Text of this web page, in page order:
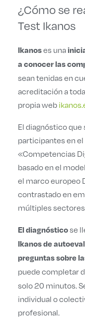
¿Cómo se
Test Ikanos
Ikanoses una
a conocer las
sean tenidas en
acreditación a
propia web
El diagnóstico que
participantes en el
«Competencias
basado en el
el marco europeo
contrastado en
múltiples
El diagnósticose
Ikanos de
preguntassobre
puede completar
solo 20 minutos.
individual o
profesional.